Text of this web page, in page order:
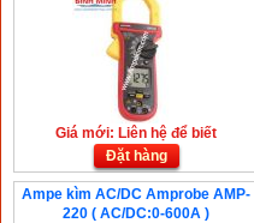
Giá mới: Liên hệ để biết
Đặt hàng
Ampe kìm AC/DC Amprobe AMP-
220 ( AC/DC:0-600A )